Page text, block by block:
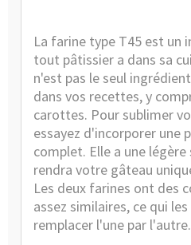
La farine type T45 est un
tout pâtissier a dans sa
n'est pas le seul
dans vos recettes, y
carottes. Pour sublimer
essayez d'incorporer une
complet. Elle a une
rendra votre gâteau
Les deux farines ont des
assez similaires, ce qui
remplacer l'une par l'autre.